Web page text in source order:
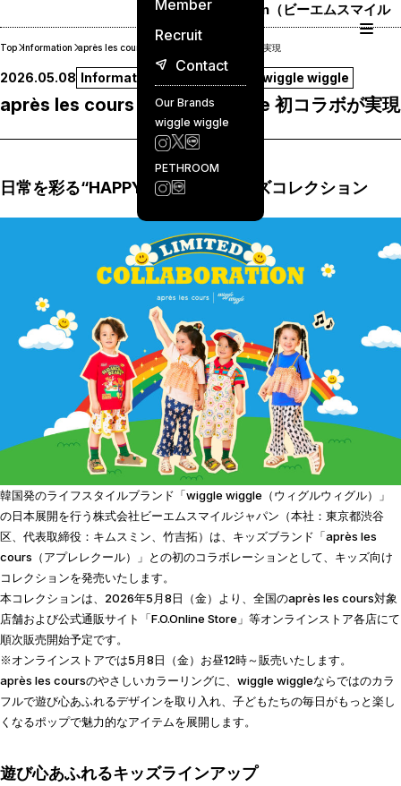
BM Smile Japan（ビーエムスマイル
ジャパン）
Member
Recruit
Contact
Our Brands
wiggle wiggle
PETHROOM
Top Information après les cours | wiggle wiggle 初コラボが実現
2026.05.08 Information wiggle wiggle
après les cours | wiggle wiggle 初コラボが実現
日常を彩る“HAPPY MOOD”なキッズコレクション
韓国発のライフスタイルブランド「wiggle wiggle（ウィグルウィグル）」
の日本展開を行う株式会社ビーエムスマイルジャパン（本社：東京都渋谷
区、代表取締役：キムスミン、竹吉拓）は、キッズブランド「après les
cours（アプレレクール）」との初のコラボレーションとして、キッズ向け
コレクションを発売いたします。
本コレクションは、2026年5月8日（金）より、全国のaprès les cours対象
店舗および公式通販サイト「F.O.Online Store」等オンラインストア各店にて
順次販売開始予定です。
※オンラインストアでは5月8日（金）お昼12時～販売いたします。
après les coursのやさしいカラーリングに、wiggle wiggleならではのカラ
フルで遊び心あふれるデザインを取り入れ、子どもたちの毎日がもっと楽し
くなるポップで魅力的なアイテムを展開します。
遊び心あふれるキッズラインアップ